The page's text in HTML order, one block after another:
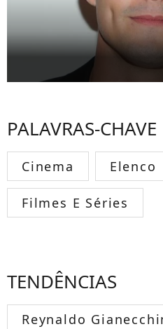
PALAVRAS-CHAVE
Cinema Elenco
Filmes E Séries
TENDÊNCIAS
Reynaldo